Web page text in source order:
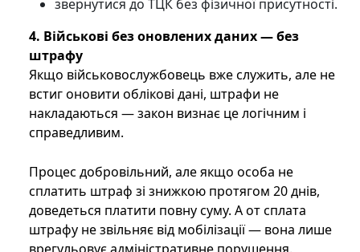
звернутися до ТЦК без фізичної присутності.
4. Військові без оновлених даних — без
штрафу
Якщо військовослужбовець вже служить, але не
встиг оновити облікові дані, штрафи не
накладаються — закон визнає це логічним і
справедливим.
Процес добровільний, але якщо особа не
сплатить штраф зі знижкою протягом 20 днів,
доведеться платити повну суму. А от сплата
штрафу не звільняє від мобілізації — вона лише